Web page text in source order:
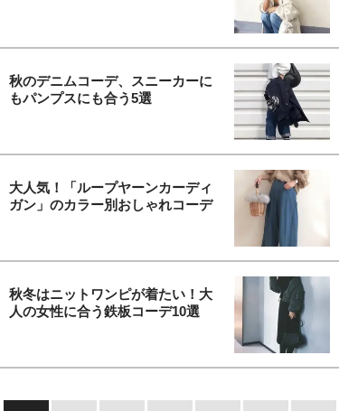
秋のデニムコーデ、スニーカーに
もパンプスにも合う5選
大人気！「ループヤーンカーディ
ガン」のカラー別おしゃれコーデ
秋冬はニットワンピが着たい！大
人の女性に合う鉄板コーデ10選